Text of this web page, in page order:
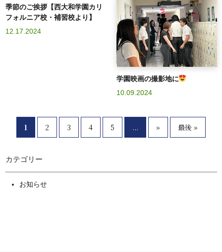
季節のご挨拶【西大和学園カリ
フォルニア校・補習校より】
12.17.2024
学園映画の撮影地に
10.09.2024
1 2 3 4 5 ... » 最後 »
カテゴリー
お知らせ